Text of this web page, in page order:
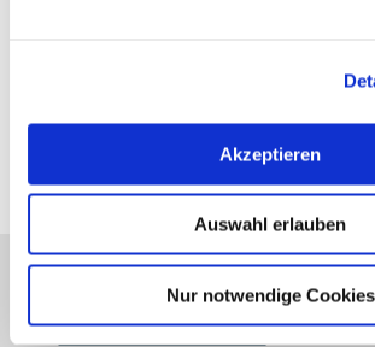
Akzeptieren
Auswahl erlauben
Nur notwendige Cookies